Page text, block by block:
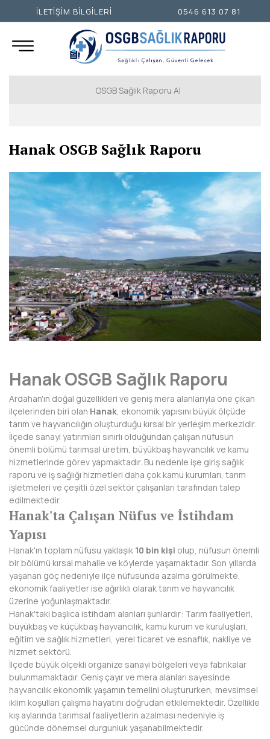
OSGB Sağlık Raporu Al
İSTANBUL ANADOLU YAKASI
ANKARA
İZMİR
ADANA
ADIYAMAN
AFYONKARAHİSAR
AĞRI
AKSARAY
ANTALYA
ARDAHAN
ARTVİN
AYDIN
BALIKESİR
BARTIN
BAYBURT
BİLECİK
BİNGÖL
BİTLİS
BOLU
BURDUR
BURSA
ÇANAKKALE
Hanak OSGB Sağlık Raporu
Hanak OSGB Sağlık Raporu
Ardahan'ın doğal güzellikleri ve geniş mera alanlarıyla öne çıkan
ilçelerinden biri olan Hanak , ekonomik yapısını büyük ölçüde
tarım ve hayvancılığın oluşturduğu kırsal bir yerleşim merkezidir.
İlçede sanayi yatırımları sınırlı olduğundan çalışan nüfusun
önemli bölümü tarımsal üretim, büyükbaş hayvancılık ve kamu
hizmetlerinde görev yapmaktadır. Bu nedenle işe giriş sağlık
raporu ve iş sağlığı hizmetleri daha çok kamu kurumları, tarım
işletmeleri ve çeşitli özel sektör çalışanları tarafından talep
edilmektedir.
Hanak'ta Çalışan Nüfus ve İstihdam
Yapısı
Hanak'ın toplam nüfusu yaklaşık 10 bin kişi olup, nüfusun önemli
bir bölümü kırsal mahalle ve köylerde yaşamaktadır. Son yıllarda
yaşanan göç nedeniyle ilçe nüfusunda azalma görülmekte,
ekonomik faaliyetler ise ağırlıklı olarak tarım ve hayvancılık
üzerine yoğunlaşmaktadır.
Hanak'taki başlıca istihdam alanları şunlardır: Tarım faaliyetleri,
büyükbaş ve küçükbaş hayvancılık, kamu kurum ve kuruluşları,
eğitim ve sağlık hizmetleri, yerel ticaret ve esnaflık, nakliye ve
hizmet sektörü.
İlçede büyük ölçekli organize sanayi bölgeleri veya fabrikalar
bulunmamaktadır. Geniş çayır ve mera alanları sayesinde
hayvancılık ekonomik yaşamın temelini oluştururken, mevsimsel
iklim koşulları çalışma hayatını doğrudan etkilemektedir. Özellikle
kış aylarında tarımsal faaliyetlerin azalması nedeniyle iş
gücünde dönemsel durgunluk yaşanabilmektedir.
İLETİŞİM BİLGİLERİ 0546 613 07 81